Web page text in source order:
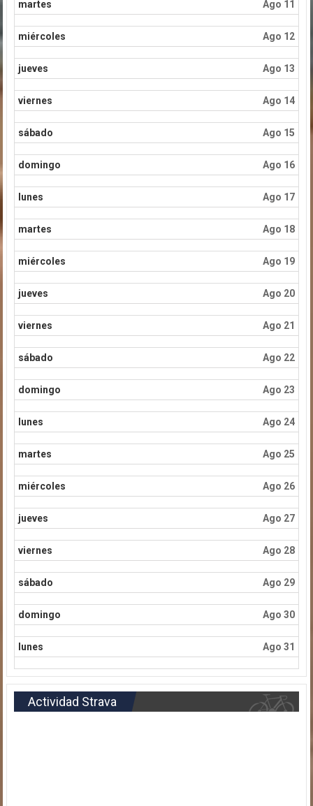
martes Ago 11
miércoles Ago 12
jueves Ago 13
viernes Ago 14
sábado Ago 15
domingo Ago 16
lunes Ago 17
martes Ago 18
miércoles Ago 19
jueves Ago 20
viernes Ago 21
sábado Ago 22
domingo Ago 23
lunes Ago 24
martes Ago 25
miércoles Ago 26
jueves Ago 27
viernes Ago 28
sábado Ago 29
domingo Ago 30
lunes Ago 31
Actividad Strava